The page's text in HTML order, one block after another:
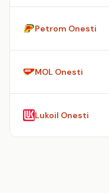
Petrom Onesti
MOL Onesti
Lukoil Onesti